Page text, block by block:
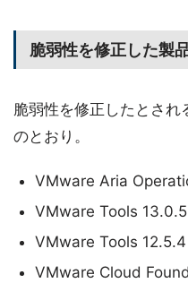
脆弱性を修正した製
脆弱性を修正したとさ
のとおり。
VMware Aria
VMware Tools 13.0.5
VMware Tools 12.5.4
VMware Cloud